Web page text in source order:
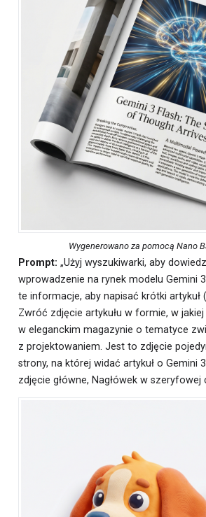
Wygenerowano za pomocą Nano
Prompt: „Użyj wyszukiwarki, aby
wprowadzenie na rynek modelu Gemini
te informacje, aby napisać krótki artykuł
Zwróć zdjęcie artykułu w formie, w jakiej
w eleganckim magazynie o tematyce
z projektowaniem. Jest to zdjęcie
strony, na której widać artykuł o Gemini
zdjęcie główne, Nagłówek w szeryfowej